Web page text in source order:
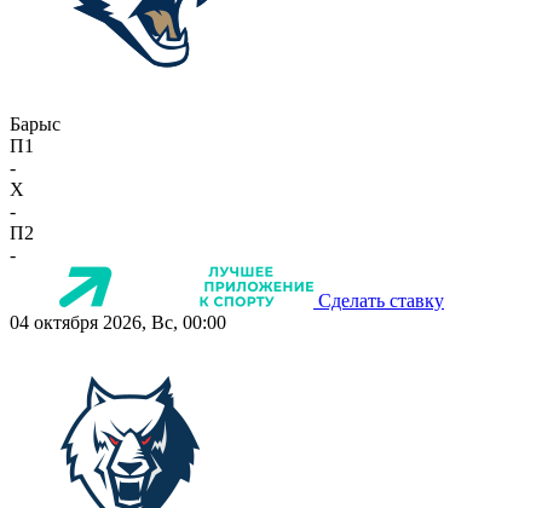
Барыс
П1
-
X
-
П2
-
Сделать ставку
04 октября 2026, Вс, 00:00